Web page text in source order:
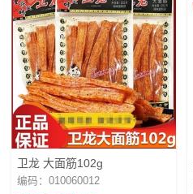
卫龙 大面筋102g
编码：010060012